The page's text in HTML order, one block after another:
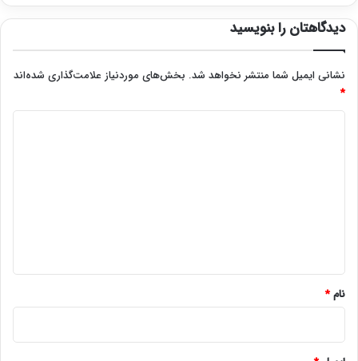
دیدگاهتان را بنویسید
نشانی ایمیل شما منتشر نخواهد شد. بخش‌های موردنیاز علامت‌گذاری شده‌اند
*
نام*